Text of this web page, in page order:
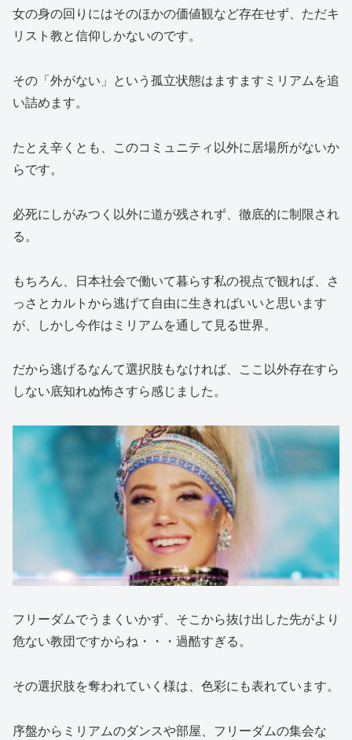
女の身の回りにはそのほかの価値観など存在せず、ただキ
リスト教と信仰しかないのです。
その「外がない」という孤立状態はますますミリアムを追
い詰めます。
たとえ辛くとも、このコミュニティ以外に居場所がないか
らです。
必死にしがみつく以外に道が残されず、徹底的に制限され
る。
もちろん、日本社会で働いて暮らす私の視点で観れば、さ
っさとカルトから逃げて自由に生きればいいと思います
が、しかし今作はミリアムを通して見る世界。
だから逃げるなんて選択肢もなければ、ここ以外存在すら
しない底知れぬ怖さすら感じました。
フリーダムでうまくいかず、そこから抜け出した先がより
危ない教団ですからね・・・過酷すぎる。
その選択肢を奪われていく様は、色彩にも表れています。
序盤からミリアムのダンスや部屋、フリーダムの集会な